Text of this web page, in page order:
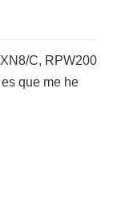
C, RPW200
que me he